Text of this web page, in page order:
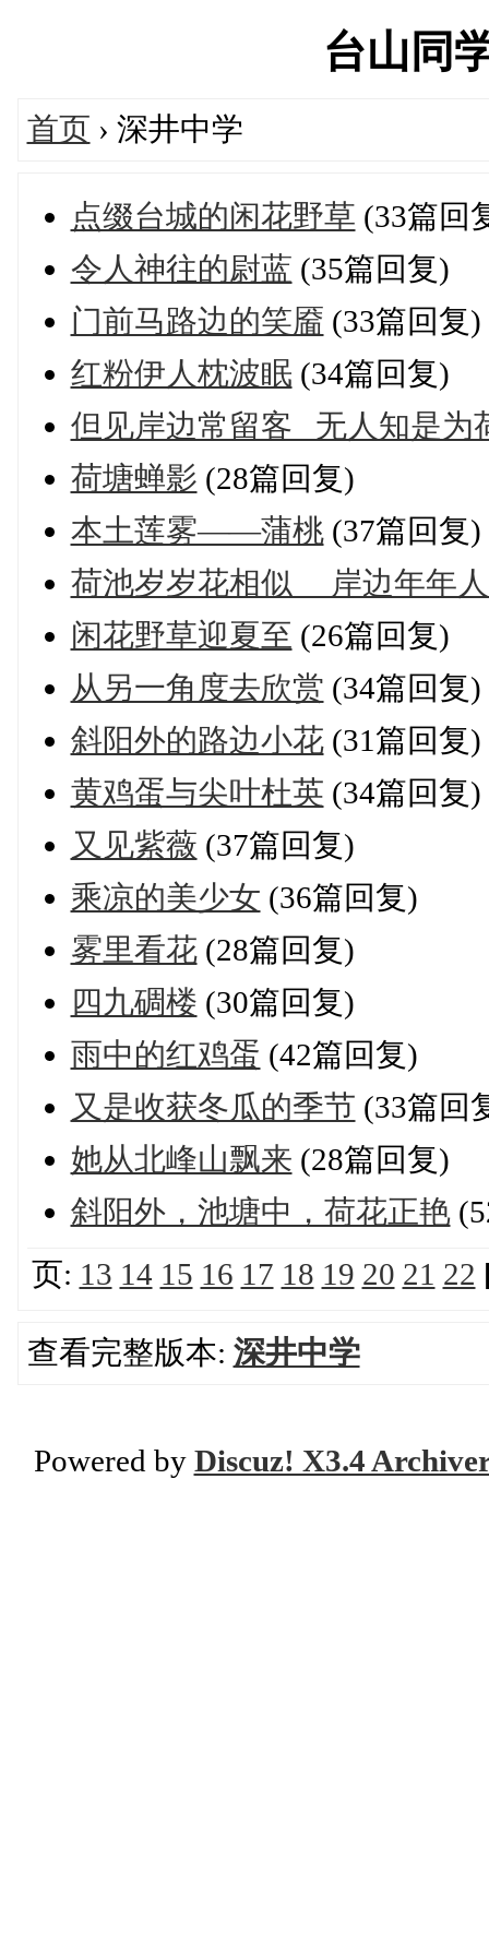
台山同
首页 › 深井中学
点缀台城的闲花野草 (33篇回
令人神往的尉蓝 (35篇回复)
门前马路边的笑靥 (33篇回复)
红粉伊人枕波眠 (34篇回复)
但见岸边常留客 无人知是为
荷塘蝉影 (28篇回复)
本土莲雾——蒲桃(37篇回复)
荷池岁岁花相似 岸边年年
闲花野草迎夏至 (26篇回复)
从另一角度去欣赏 (34篇回复)
斜阳外的路边小花(31篇回复)
黄鸡蛋与尖叶杜英 (34篇回复)
又见紫薇 (37篇回复)
乘凉的美少女 (36篇回复)
雾里看花(28篇回复)
四九碉楼 (30篇回复)
雨中的红鸡蛋 (42篇回复)
又是收获冬瓜的季节 (33篇回
她从北峰山飘来 (28篇回复)
斜阳外，池塘中，荷花正艳
页: 13 14 15 16 17 18 19 20 21 22
查看完整版本: 深井中学
Powered by Discuz! X3.4